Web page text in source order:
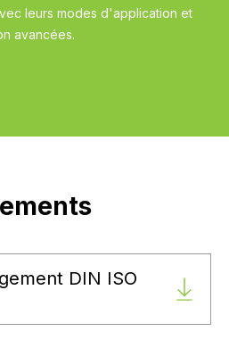
leurs modes d'application et
avancées.
DIN ISO